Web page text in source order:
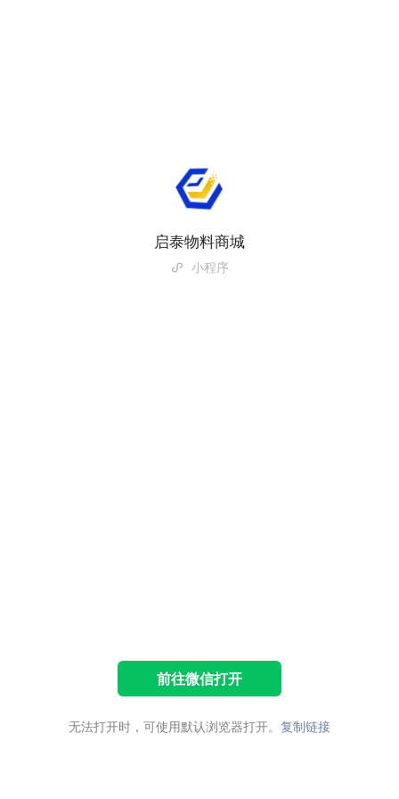
启泰物料商城
小程序
前往微信打开
无法打开时，可使用默认浏览器打开。 复制链接